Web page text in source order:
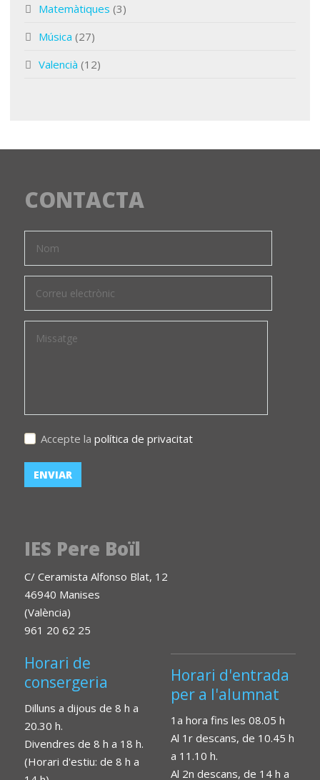
Matemàtiques (3)
Música (27)
Valencià (12)
CONTACTA
Accepte la política de privacitat
IES Pere Boïl
C/ Ceramista Alfonso Blat, 12
46940 Manises
(València)
961 20 62 25
Horari de
consergeria
Dilluns a dijous de 8 h a
20.30 h.
Divendres de 8 h a 18 h.
(Horari d'estiu: de 8 h a
Horari d'entrada
per a l'alumnat
1a hora fins les 08.05 h
Al 1r descans, de 10.45 h
a 11.10 h.
Al 2n descans, de 14 h a